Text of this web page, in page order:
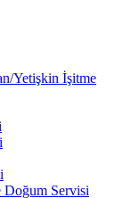
Yetişkin İşitme
Doğum Servisi